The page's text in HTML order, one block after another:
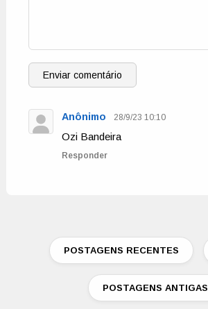
Enviar comentário
Anônimo 28/9/23 10:10
Ozi Bandeira
Responder
POSTAGENS RECENTES
POSTAGENS ANTIGAS